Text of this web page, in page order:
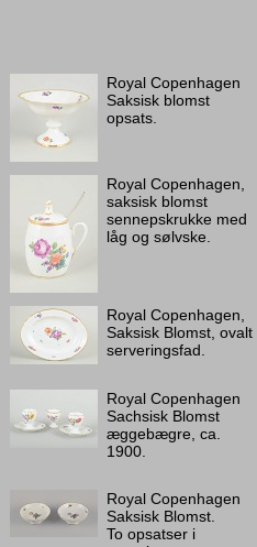
Royal Copenhagen
Saksisk blomst
opsats.
Royal Copenhagen,
saksisk blomst
sennepskrukke med
låg og sølvske.
Royal Copenhagen,
Saksisk Blomst, ovalt
serveringsfad.
Royal Copenhagen
Sachsisk Blomst
æggebægre, ca.
1900.
Royal Copenhagen
Saksisk Blomst.
To opsatser i